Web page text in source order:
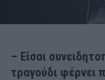
– Είσαι
τραγούδι φέρνει